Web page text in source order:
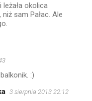
okolica
niż sam Pałac. Ale
:)
3 sierpnia 2013 22:12